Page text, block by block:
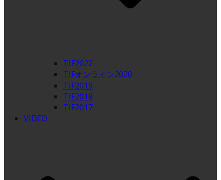
TIF2022
TIFオンライン2020
TIF2019
TIF2018
TIF2017
VIDEO